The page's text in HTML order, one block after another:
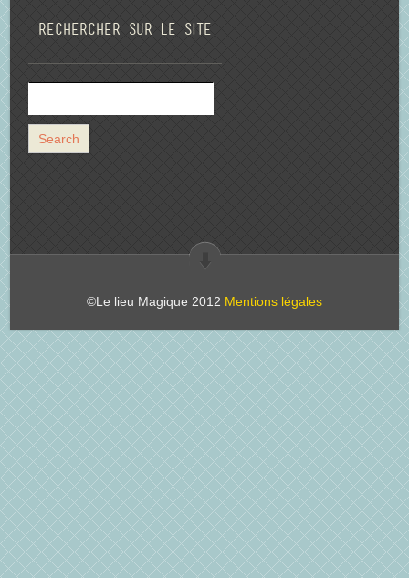
Rechercher sur le site
©Le lieu Magique 2012 Mentions légales